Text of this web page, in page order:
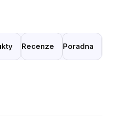
Recenze Poradna